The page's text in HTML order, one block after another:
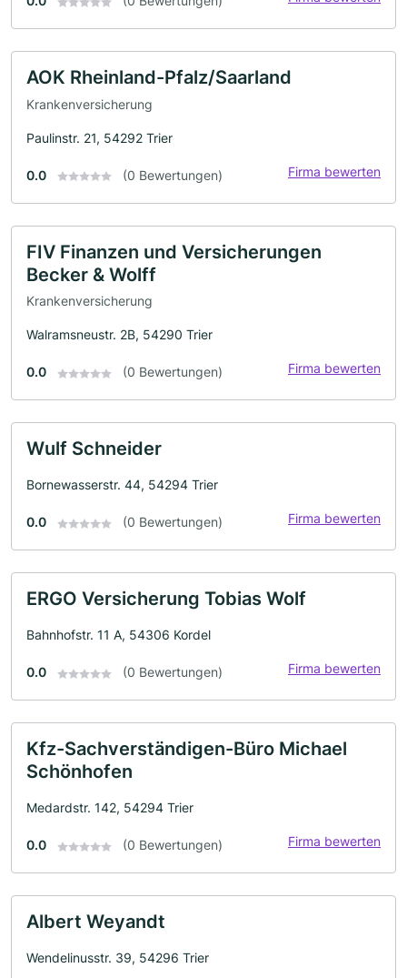
AOK Rheinland-Pfalz/Saarland
Krankenversicherung
Paulinstr. 21, 54292 Trier
0.0 (0 Bewertungen) Firma bewerten
FIV Finanzen und Versicherungen
Becker & Wolff
Krankenversicherung
Walramsneustr. 2B, 54290 Trier
0.0 (0 Bewertungen) Firma bewerten
Wulf Schneider
Bornewasserstr. 44, 54294 Trier
0.0 (0 Bewertungen) Firma bewerten
ERGO Versicherung Tobias Wolf
Bahnhofstr. 11 A, 54306 Kordel
0.0 (0 Bewertungen) Firma bewerten
Kfz-Sachverständigen-Büro Michael
Schönhofen
Medardstr. 142, 54294 Trier
0.0 (0 Bewertungen) Firma bewerten
Albert Weyandt
Wendelinusstr. 39, 54296 Trier